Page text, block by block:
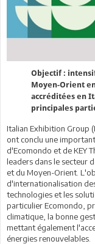
Objectif :
Moyen-Orient
accréditées en
principales
Italian Exhibition Group
ont conclu une
d'Ecomondo et de KEY
leaders dans le secteur
et du Moyen-Orient.
d'internationalisation
technologies et les
particulier Ecomondo,
climatique, la bonne
mettant également
énergies renouvelables.